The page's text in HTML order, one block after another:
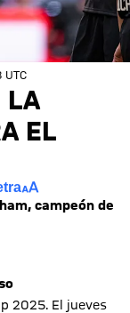
LA
EL
campeón de
2025. El jueves